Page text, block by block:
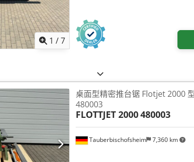
1 /7
Tauberbischofsheim 7,360 km
桌面型精密推台锯 Flotjet 2000
480003
FLOTTJET 2000480003